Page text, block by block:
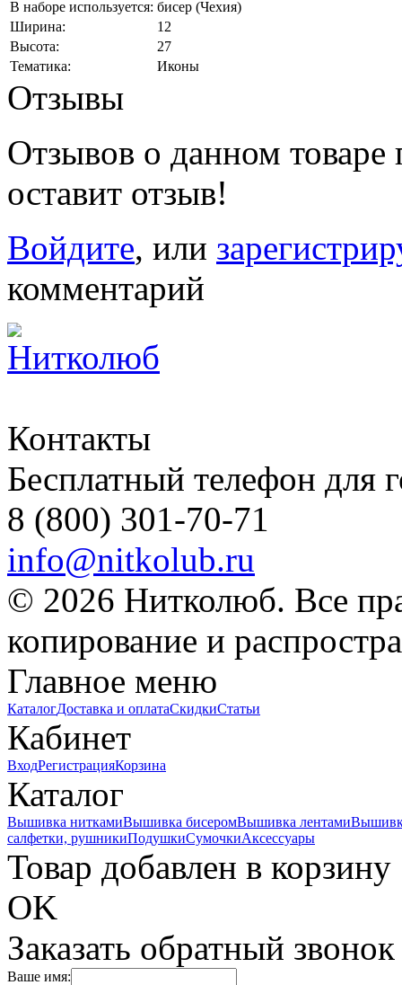
В наборе используется: бисер (Чехия)
Ширина:
12
Высота:
27
Тематика:
Иконы
Отзывы
Отзывов о данном товаре
оставит отзыв!
Войдите, или
комментарий
Контакты
Бесплатный телефон для
8 (800) 301-70-71
info@nitkolub.ru
© 2026 Нитколюб. Все
копирование и
Главное меню
КаталогДоставка и оплатаСкидкиСтатьи
Кабинет
ВходРегистрацияКорзина
Каталог
Вышивка ниткамиВышивка бисеромВышивка лентами
салфетки, рушникиПодушкиСумочкиАксессуары
Товар добавлен в корзину
OK
Заказать обратный звонок
Ваше имя: